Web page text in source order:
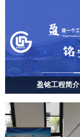
盈铭工程简介
碑